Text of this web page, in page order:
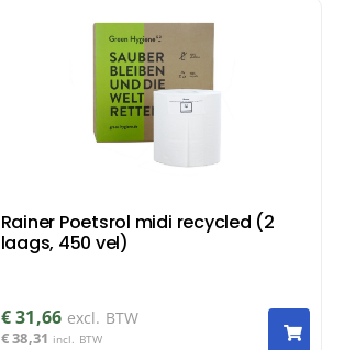
Rainer Poetsrol midi recycled (2
laags, 450 vel)
€31,66 excl. BTW
€38,31 incl. BTW